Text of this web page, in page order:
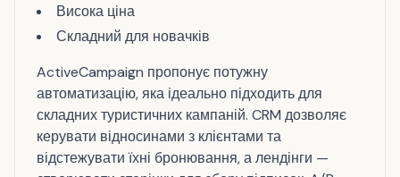
Висока ціна
Складний для новачків
ActiveCampaign пропонує потужну
автоматизацію, яка ідеально підходить для
складних туристичних кампаній. CRM дозволяє
керувати відносинами з клієнтами та
відстежувати їхні бронювання, а лендінги —